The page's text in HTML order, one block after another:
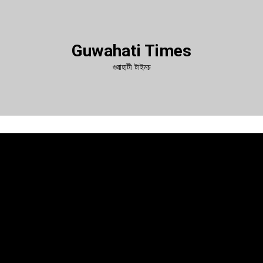
Guwahati Times
গুৱাহাটী টাইমচ